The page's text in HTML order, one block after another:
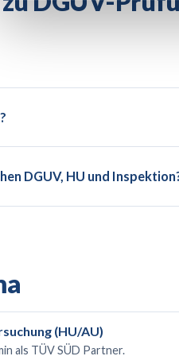
DGUV, HU und
(HU/AU)
als TÜV SÜD Partner.